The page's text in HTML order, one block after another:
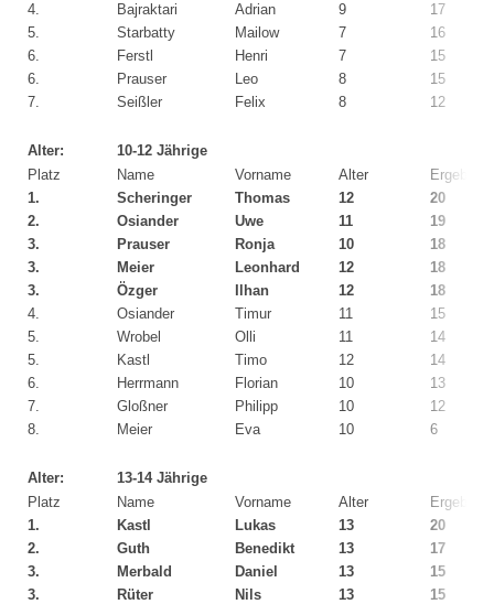
4.
Bajraktari Adrian 9
17
5.
Starbatty Mailow 7
16
6.
Ferstl Henri 7
15
6.
Prauser Leo 8
15
7.
Seißler Felix 8 12
Alter:
10-12 Jährige
Platz
Name Vorname Alter
Ergebnis
1.
Scheringer Thomas 12
20
2.
Osiander Uwe 11
19
3.
Prauser Ronja 10
18
3.
Meier Leonhard 12
18
3.
Özger Ilhan 12
18
4.
Osiander Timur 11
15
5.
Wrobel Olli 11
14
5.
Kastl Timo 12
14
6.
Herrmann Florian 10
13
7.
Gloßner Philipp 10
12
8.
Meier Eva 10 6
Alter:
13-14 Jährige
Platz
Name Vorname Alter
Ergebnis
1.
Kastl Lukas 13
20
2.
Guth Benedikt 13
17
3.
Merbald Daniel 13
15
3.
Rüter Nils 13 15